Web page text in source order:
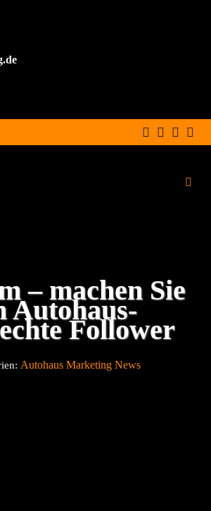
WordPress Agentur
Über uns
– machen Sie
Autohaus-
Follower
Autohaus Marketing News